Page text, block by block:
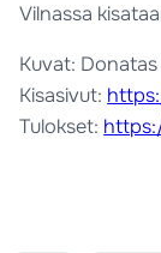
Vilnassa
Kuvat:
Kisasivut:
Tulokset: